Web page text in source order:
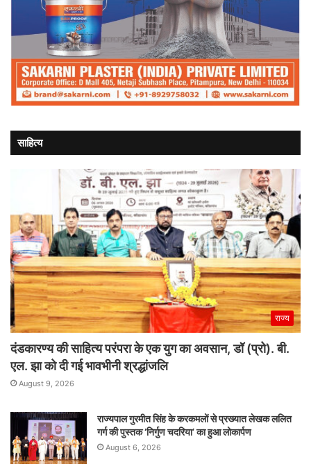
साहित्य
राज्य
दंडकारण्य की साहित्य परंपरा के एक युग का अवसान, डॉ (प्रो). बी.
एल. झा को दी गई भावभीनी श्रद्धांजलि
August 9, 2026
राज्यपाल गुरमीत सिंह के करकमलों से प्रख्यात लेखक ललित
गर्ग की पुस्तक ‘निर्गुण चदरिया’ का हुआ लोकार्पण
August 6, 2026